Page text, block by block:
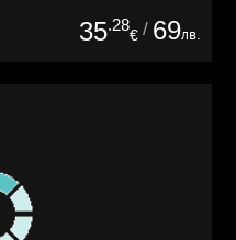
35.28
€ / 69лв.